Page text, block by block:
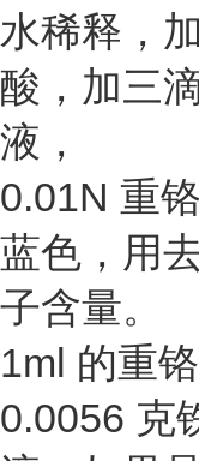
水稀释，
酸，加三
液，
0.01N 重
蓝色，用
子含量。
1ml 的重
0.0056 克